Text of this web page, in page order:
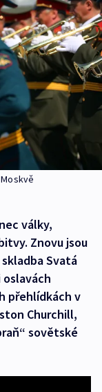
války,
Znovu jsou
Svatá
přehlídkách v
Churchill,
sovětské